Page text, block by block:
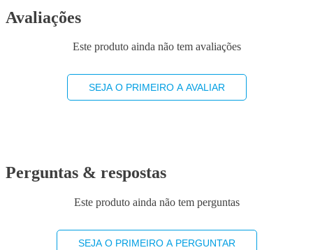
Avaliações
Este produto ainda não tem avaliações
SEJA O PRIMEIRO A AVALIAR
Perguntas & respostas
Este produto ainda não tem perguntas
SEJA O PRIMEIRO A PERGUNTAR